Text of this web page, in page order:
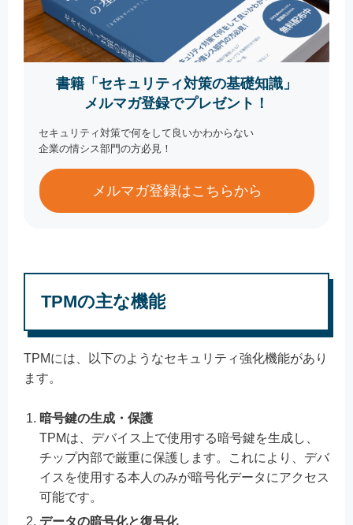
書籍「セキュリティ対策の基礎知識」
メルマガ登録でプレゼント！
セキュリティ対策で何をして良いかわからない
企業の情シス部門の方必見！
メルマガ登録はこちらから
TPMの主な機能
TPMには、以下のようなセキュリティ強化機能があり
ます。
暗号鍵の生成・保護
TPMは、デバイス上で使用する暗号鍵を生成し、
チップ内部で厳重に保護します。これにより、デバ
イスを使用する本人のみが暗号化データにアクセス
可能です。
データの暗号化と復号化